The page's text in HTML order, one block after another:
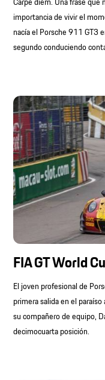
importancia de vivir el
nacía el Porsche 911 GT3
segundo conduciendo
FIA GT World
El joven profesional de
primera salida en el
su compañero de equipo,
decimocuarta posición.